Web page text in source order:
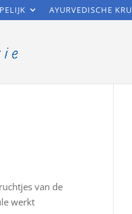
AYURVEDISCHE
van de
werkt